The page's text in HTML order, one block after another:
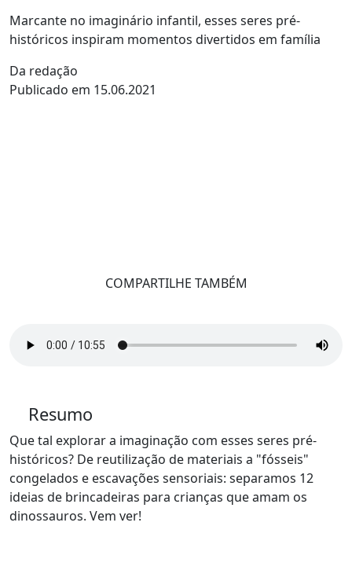
Marcante no imaginário infantil, esses seres pré-
históricos inspiram momentos divertidos em família
Da redação
Publicado em 15.06.2021
COMPARTILHE TAMBÉM
Resumo
Que tal explorar a imaginação com esses seres pré-
históricos? De reutilização de materiais a "fósseis"
congelados e escavações sensoriais: separamos 12
ideias de brincadeiras para crianças que amam os
dinossauros. Vem ver!